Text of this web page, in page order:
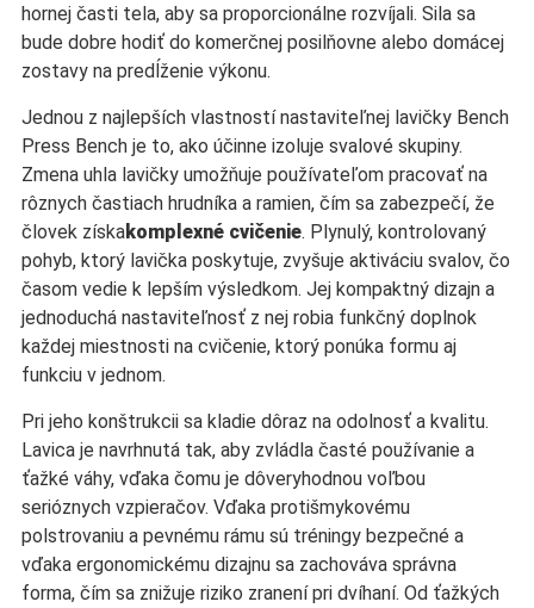
hornej časti tela, aby sa proporcionálne rozvíjali. Sila sa
bude dobre hodiť do komerčnej posilňovne alebo domácej
zostavy na predĺženie výkonu.
Jednou z najlepších vlastností nastaviteľnej lavičky Bench
Press Bench je to, ako účinne izoluje svalové skupiny.
Zmena uhla lavičky umožňuje používateľom pracovať na
rôznych častiach hrudníka a ramien, čím sa zabezpečí, že
človek získakomplexné cvičenie. Plynulý, kontrolovaný
pohyb, ktorý lavička poskytuje, zvyšuje aktiváciu svalov, čo
časom vedie k lepším výsledkom. Jej kompaktný dizajn a
jednoduchá nastaviteľnosť z nej robia funkčný doplnok
každej miestnosti na cvičenie, ktorý ponúka formu aj
funkciu v jednom.
Pri jeho konštrukcii sa kladie dôraz na odolnosť a kvalitu.
Lavica je navrhnutá tak, aby zvládla časté používanie a
ťažké váhy, vďaka čomu je dôveryhodnou voľbou
serióznych vzpieračov. Vďaka protišmykovému
polstrovaniu a pevnému rámu sú tréningy bezpečné a
vďaka ergonomickému dizajnu sa zachováva správna
forma, čím sa znižuje riziko zranení pri dvíhaní. Od ťažkých